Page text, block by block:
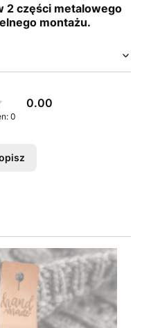
2 części metalowego
montażu.
0.00
0